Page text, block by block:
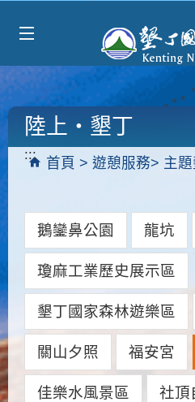
:::
首頁 遊憩服務 主
陸上‧墾丁
鵝鑾鼻公園 龍坑
瓊麻工業歷史展示區
墾丁國家森林遊樂區
關山夕照 福安宮
佳樂水風景區 社頂